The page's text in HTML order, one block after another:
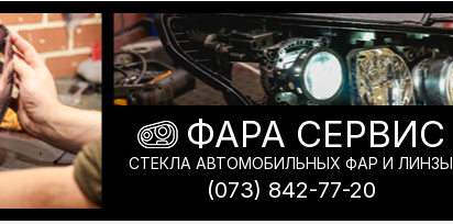
ФАРА СЕРВИС
СТЕКЛА АВТОМОБИЛЬНЫХ ФАР И ЛИНЗЫ
(073) 842-77-20